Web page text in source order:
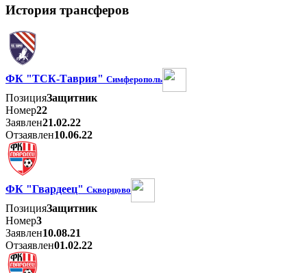
История трансферов
ФК "ТСК-Таврия" Симферополь
ПозицияЗащитник
Номер22
Заявлен21.02.22
Отзаявлен10.06.22
ФК "Гвардеец" Скворцово
ПозицияЗащитник
Номер3
Заявлен10.08.21
Отзаявлен01.02.22